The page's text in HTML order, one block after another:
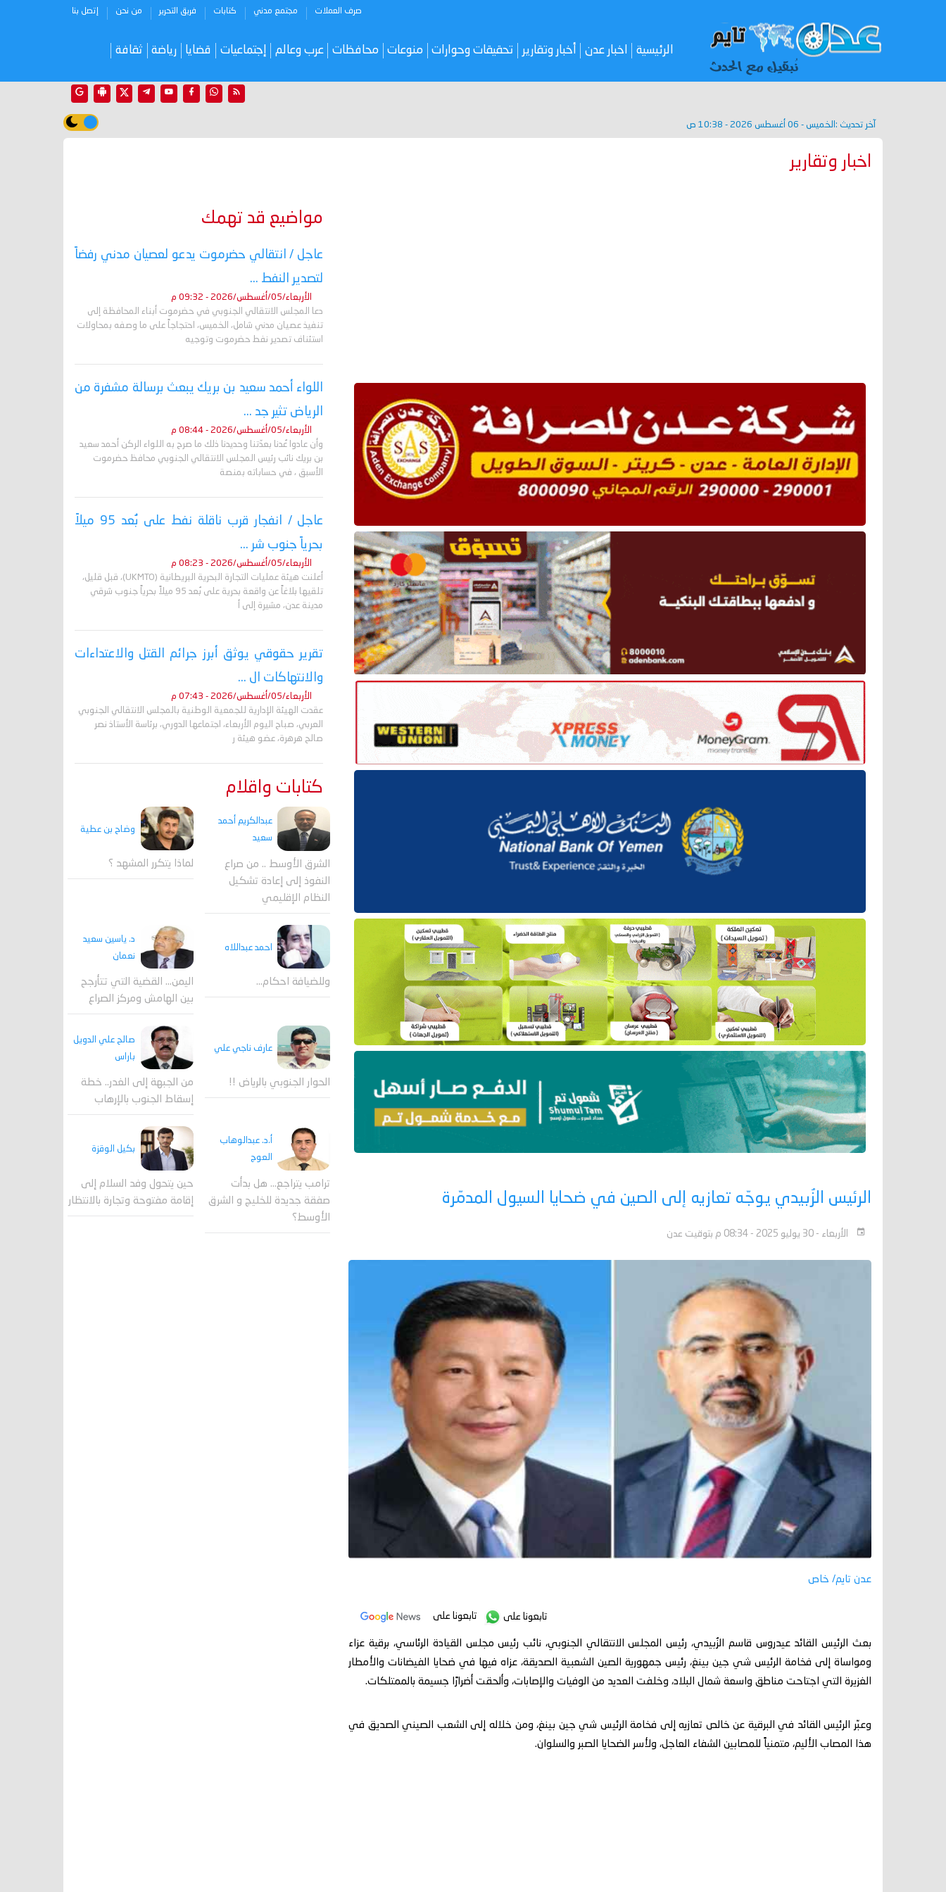
صرف العملات مجتمع مدني كتابات فريق التحرير من نحن إتصل بنا
الرئيسية اخبار عدن أخبار وتقارير تحقيقات وحوارات منوعات محافظات عرب وعالم إجتماعيات قضايا رياضة ثقافة
آخر تحديث : الخميس - 06 أغسطس 2026 - 10:38 ص
اخبار وتقارير
الرئيس الزُبيدي يوجّه تعازيه إلى الصين في ضحايا السيول المدمّرة
الأربعاء - 30 يوليو 2025 - 08:34 م بتوقيت عدن
عدن تايم/ خاص
تابعونا على تابعونا على
بعث الرئيس القائد عيدروس قاسم الزُبيدي، رئيس المجلس الانتقالي الجنوبي، نائب رئيس مجلس القيادة الرئاسي، برقية عزاء
ومواساة إلى فخامة الرئيس شي جين بينغ، رئيس جمهورية الصين الشعبية الصديقة، عزاه فيها في ضحايا الفيضانات والأمطار
الغزيرة التي اجتاحت مناطق واسعة شمال البلاد، وخلفت العديد من الوفيات والإصابات، وألحقت أضرارًا جسيمة بالممتلكات.
وعبّر الرئيس القائد في البرقية عن خالص تعازيه إلى فخامة الرئيس شي جين بينغ، ومن خلاله إلى الشعب الصيني الصديق في
هذا المصاب الأليم، متمنياً للمصابين الشفاء العاجل، ولأسر الضحايا الصبر والسلوان.
مواضيع قد تهمك
عاجل / انتقالي حضرموت يدعو لعصيان مدني رفضاً
لتصدير النفط ...
الأربعاء/05/أغسطس/2026 - 09:32 م
دعا المجلس الانتقالي الجنوبي في حضرموت أبناء المحافظة إلى
تنفيذ عصيان مدني شامل، الخميس، احتجاجاً على ما وصفه بمحاولات
استئناف تصدير نفط حضرموت وتوجيه
اللواء أحمد سعيد بن بريك يبعث برسالة مشفرة من
الرياض تثير جد ...
الأربعاء/05/أغسطس/2026 - 08:44 م
وأن عادوا عُدنا بعدّتنا وحديدنا ذلك ما صرح به اللواء الركن أحمد سعيد
بن بريك نائب رئيس المجلس الانتقالي الجنوبي محافظ حضرموت
الأسبق ، في حساباته بمنصة
عاجل / انفجار قرب ناقلة نفط على بُعد 95 ميلاً
بحرياً جنوب شر ...
الأربعاء/05/أغسطس/2026 - 08:23 م
أعلنت هيئة عمليات التجارة البحرية البريطانية (UKMTO)، قبل قليل،
تلقيها بلاغاً عن واقعة بحرية على بُعد 95 ميلاً بحرياً جنوب شرقي
مدينة عدن، مشيرة إلى أ
تقرير حقوقي يوثق أبرز جرائم القتل والاعتداءات
والانتهاكات ال ...
الأربعاء/05/أغسطس/2026 - 07:43 م
عقدت الهيئة الإدارية للجمعية الوطنية بالمجلس الانتقالي الجنوبي
العربي، صباح اليوم الأربعاء، اجتماعها الدوري، برئاسة الأستاذ نصر
صالح هرهرة، عضو هيئة ر
كتابات واقلام
عبدالكريم أحمد
سعيد
الشرق الأوسط .. من صراع
النفوذ إلى إعادة تشكيل
النظام الإقليمي
وضاح بن عطية
لماذا يتكرر المشهد ؟
احمد عبداللاه
وللضيافة احكام…
د. ياسين سعيد
نعمان
اليمن… القضية التي تتأرجح
بين الهامش ومركز الصراع
عارف ناجي علي
الحوار الجنوبي بالرياض !!
صالح علي الدويل
باراس
من الجبهة إلى الغدر.. خطة
إسقاط الجنوب بالإرهاب
أ.د. عبدالوهاب
العوج
ترامب يتراجع... هل بدأت
صفقة جديدة للخليج و الشرق
الأوسط؟
بكيل الوقزة
حين يتحول وفد السلام إلى
إقامة مفتوحة وتجارة بالانتظار